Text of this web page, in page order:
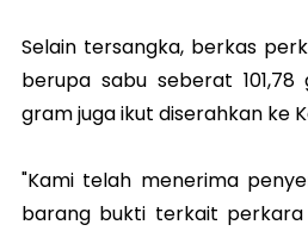
Selain tersangka, berkas
berupa sabu seberat 101,78
gram juga ikut diserahkan ke
"Kami telah menerima
barang bukti terkait